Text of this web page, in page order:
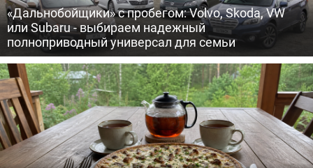
«Дальнобойщики» с пробегом: Volvo, Skoda, VW
или Subaru - выбираем надежный
полноприводный универсал для семьи